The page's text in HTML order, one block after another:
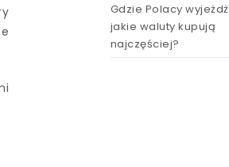
Gdzie Polacy
jakie waluty kupują
najczęściej?